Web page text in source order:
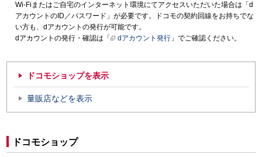
Wi-Fiまたはご自宅のインターネット環境にてアクセスいただいた場合は「d
アカウントのID／パスワード」が必要です。ドコモの契約回線をお持ちでな
い方も、dアカウントの発行が可能です。
dアカウントの発行・確認は「
dアカウント発行 」でご確認ください。
ドコモショップを表示
量販店などを表示
ドコモショップ